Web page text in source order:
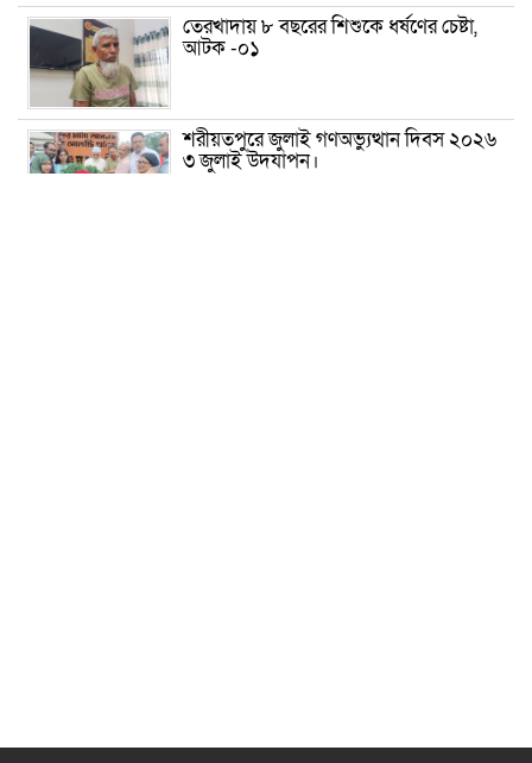
তেরখাদায় ৮ বছরের শিশুকে ধর্ষণের চেষ্টা,
আটক -০১
শরীয়তপুরে জুলাই গণঅভ্যুত্থান দিবস ২০২৬
৩ জুলাই উদযাপন।
বিশ্ব ফুটবলের সর্বোচ্চ নিয়ন্ত্রক সংস্থার সাথে